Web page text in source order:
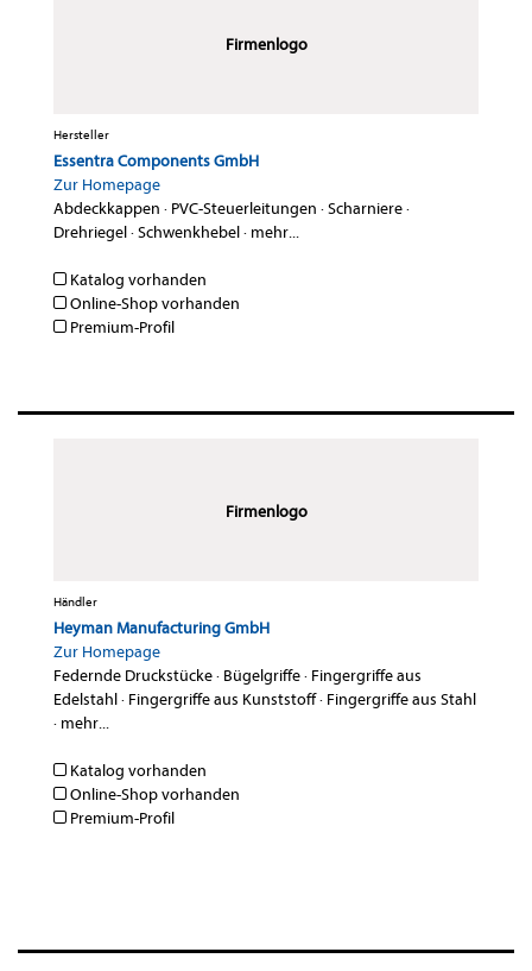
Firmenlogo
Hersteller
Essentra Components GmbH
Zur Homepage
Abdeckkappen · PVC-Steuerleitungen ·Scharniere·
Drehriegel·Schwenkhebel· mehr...
Katalog vorhanden
Online-Shop vorhanden
Premium-Profil
Firmenlogo
Händler
Heyman Manufacturing GmbH
Zur Homepage
Federnde Druckstücke· Bügelgriffe· Fingergriffe aus
Edelstahl· Fingergriffe aus Kunststoff· Fingergriffe aus Stahl
· mehr...
Katalog vorhanden
Online-Shop vorhanden
Premium-Profil